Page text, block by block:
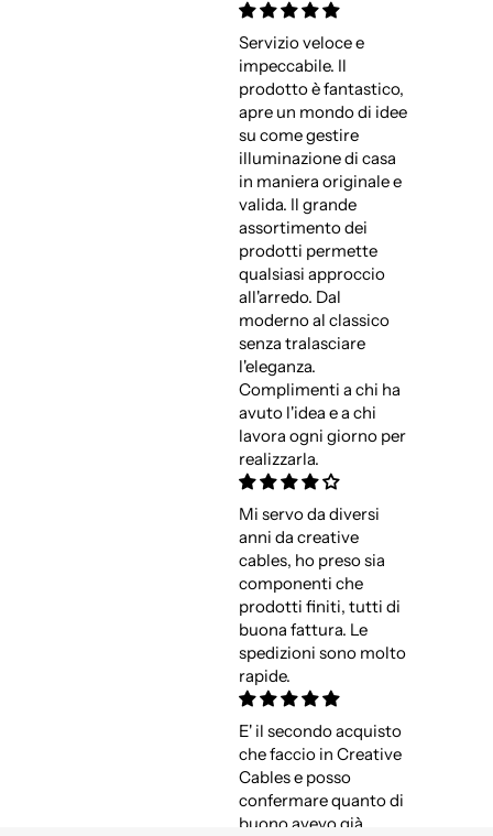
Servizio veloce e
impeccabile. Il
prodotto è fantastico,
apre un mondo di idee
su come gestire
illuminazione di casa
in maniera originale e
valida. Il grande
assortimento dei
prodotti permette
qualsiasi approccio
all'arredo. Dal
moderno al classico
senza tralasciare
l'eleganza.
Complimenti a chi ha
avuto l'idea e a chi
lavora ogni giorno per
realizzarla.
Mi servo da diversi
anni da creative
cables, ho preso sia
componenti che
prodotti finiti, tutti di
buona fattura. Le
spedizioni sono molto
rapide.
E' il secondo acquisto
che faccio in Creative
Cables e posso
confermare quanto di
buono avevo già